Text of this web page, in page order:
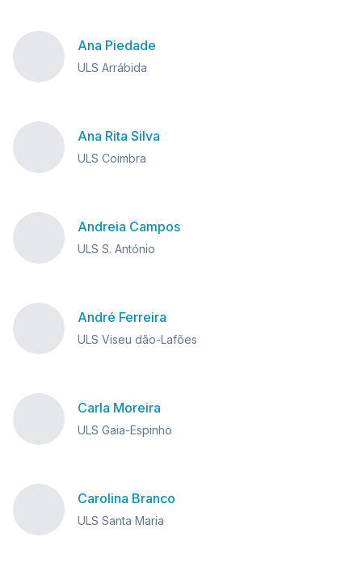
Ana Piedade
ULS Arrábida
Ana Rita Silva
ULS Coimbra
Andreia Campos
ULS S. António
André Ferreira
ULS Viseu dão-Lafões
Carla Moreira
ULS Gaia-Espinho
Carolina Branco
ULS Santa Maria